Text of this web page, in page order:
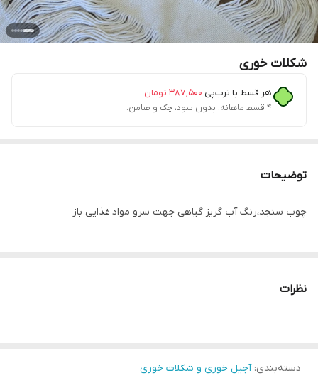
شکلات خوری
هر قسط با ترب‌پی:۳۸۷٬۵۰۰ تومان
۴ قسط ماهانه. بدون سود، چک و ضامن.
توضیحات
چوب سنجد،رنگ آب گریز گیاهی جهت سرو مواد غذایی باز
نظرات
دسته‌بندی:آجیل خوری و شکلات خوری